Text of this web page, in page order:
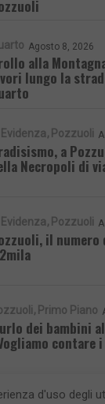
Agosto 8, 2026
alla
lungo la
Evidenza Pozzuoli
a
Necropoli di
Evidenza Pozzuoli
il
Primo Piano
dei bambini
contare
d'uso degli